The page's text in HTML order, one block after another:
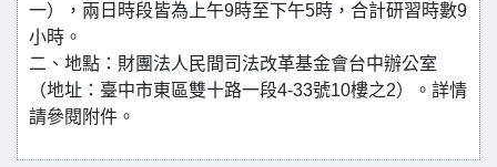
一），兩日時段皆為上午9時至下午5時，合計研習時數9
小時。
二、地點：財團法人民間司法改革基金會台中辦公室
（地址：臺中市東區雙十路一段4-33號10樓之2）。詳情
請參閱附件。